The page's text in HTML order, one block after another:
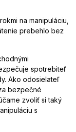
na manipuláciu,
prebehlo bez
spotrebiteľ
Ako odosielateľ
bezpečné
zvoliť si taký
s